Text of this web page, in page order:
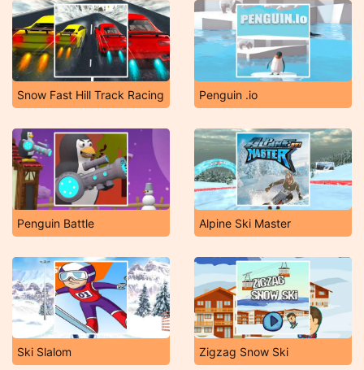
Snow Fast Hill Track Racing Penguin .io
Penguin Battle Alpine Ski Master
Ski Slalom Zigzag Snow Ski